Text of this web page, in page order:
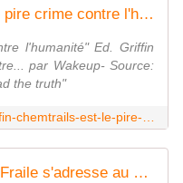
Ed. Griffin "Chemtrails est le pire crime contre l'humanité" - MOINS de BIENS PLUS de LIENS
l'humanité" Ed. Griffin
par Wakeup- Source:
the truth"
Les Chemtrails = Josephina Fraile s'adresse au parlement européen = Le constat est clair, l'ingénierie climatique existe bel et bien ! - MOINS de BIENS PLUS de LIENS